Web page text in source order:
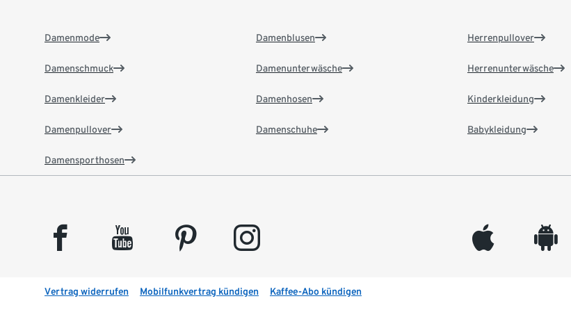
Damenmode
Damenschmuck
Damenkleider
Damenpullover
Damensporthosen
Damenblusen
Damenunterwäsche
Damenhosen
Damenschuhe
Herrenpullover
Herrenunterwäsche
Kinderkleidung
Babykleidung
facebook youtube pinterest instagram appleinc android
Vertrag widerrufen Mobilfunkvertrag kündigen Kaffee-Abo kündigen